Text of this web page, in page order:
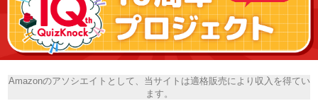
Amazonのアソシエイトとして、当サイトは適格販売により収入を得てい
ます。